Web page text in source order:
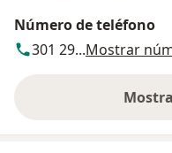
Número de teléfono
301 29...Mostrar